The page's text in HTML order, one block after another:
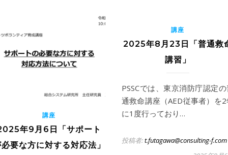
講座
年9月6日「サポート
要な方に対する対応法」
講座
2025年8月23日「普通救
講習」
PSSCでは、東京消防庁認定
通救命講座（AED従事者）を
に1度行っており…
投稿者:t.futagawa@consulting-f.com